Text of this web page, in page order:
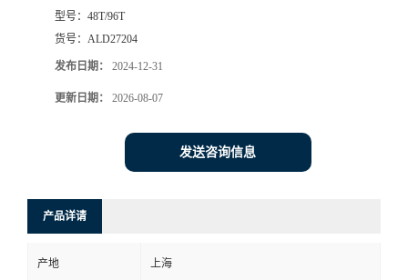
型号： 48T/96T
货号： ALD27204
发布日期： 2024-12-31
更新日期： 2026-08-07
发送咨询信息
产品详请
产地 上海